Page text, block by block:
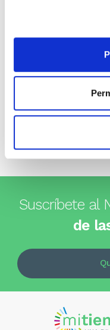
Opiniones
Escribe tu
Suscríbete al
de